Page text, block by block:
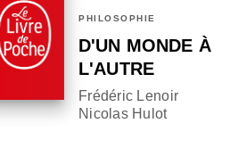
PHILOSOPHIE
D'UN MONDE À
L'AUTRE
Frédéric Lenoir
Nicolas Hulot